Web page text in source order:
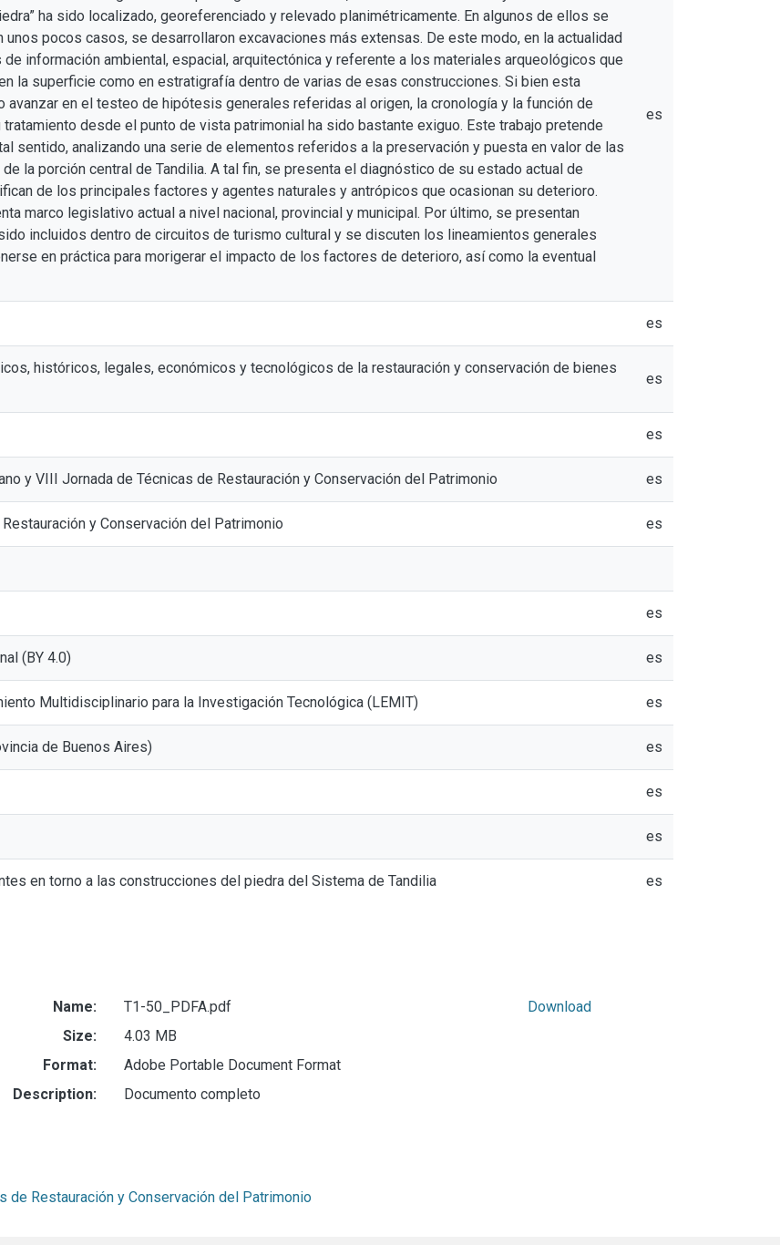
ha sido localizado, georeferenciado y relevado planimétricamente. En algunos de ellos se
unos pocos casos, se desarrollaron excavaciones más extensas. De este modo, en la actualidad
de información ambiental, espacial, arquitectónica y referente a los materiales arqueológicos que
la superficie como en estratigrafía dentro de varias de esas construcciones. Si bien esta
avanzar en el testeo de hipótesis generales referidas al origen, la cronología y la función de
desde el punto de vista patrimonial ha sido bastante exiguo. Este trabajo pretende
sentido, analizando una serie de elementos referidos a la preservación y puesta en valor de las
la porción central de Tandilia. A tal fin, se presenta el diagnóstico de su estado actual de
de los principales factores y agentes naturales y antrópicos que ocasionan su deterioro.
marco legislativo actual a nivel nacional, provincial y municipal. Por último, se presentan
incluidos dentro de circuitos de turismo cultural y se discuten los lineamientos generales
en práctica para morigerar el impacto de los factores de deterioro, así como la eventual
es
es
históricos, legales, económicos y tecnológicos de la restauración y conservación de bienes
es
es
y VIII Jornada de Técnicas de Restauración y Conservación del Patrimonio es
y Conservación del Patrimonio es
es
(BY 4.0) es
Multidisciplinario para la Investigación Tecnológica (LEMIT) es
de Buenos Aires) es
es
es
en torno a las construcciones del piedra del Sistema de Tandilia es
Name:
T1-50_PDFA.pdf
Size:
4.03 MB
Format:
Adobe Portable Document Format
Description:
Documento completo
Download
de Restauración y Conservación del Patrimonio